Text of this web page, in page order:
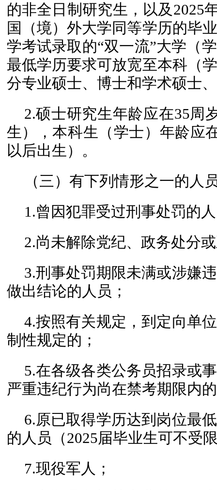
的非全日制研究生，以及2025
国（境）外大学同等学历的毕
学考试录取的“双一流”大学（
最低学历要求可放宽至本科（
分专业硕士、博士和学术硕士
2.硕士研究生年龄应在35周
生），本科生（学士）年龄应
以后出生）。
（三）有下列情形之一的人
1.曾因犯罪受过刑事处罚的
2.尚未解除党纪、政务处分
3.刑事处罚期限未满或涉嫌
做出结论的人员；
4.按照有关规定，到定向单
制性规定的；
5.在各级各类公务员招录或
严重违纪行为尚在禁考期限内
6.原已取得学历达到岗位最
的人员（2025届毕业生可不受
7.现役军人；